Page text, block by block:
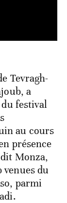
Tevragh-
a
du festival
au cours
présence
Monza,
du
parmi